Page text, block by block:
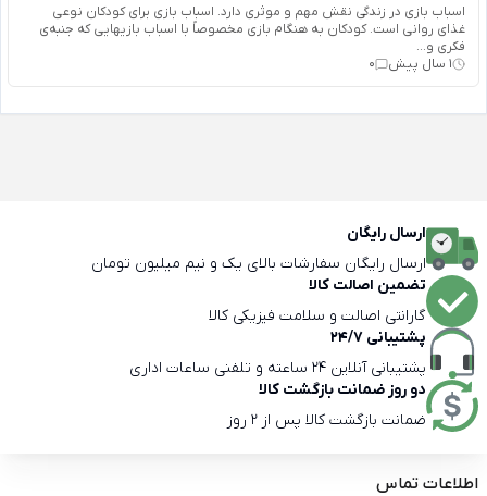
اسباب بازی در زندگی نقش مهم و موثری دارد. اسباب بازی برای كودكان نوعی
غذای روانی است. كودكان به هنگام بازی مخصوصاً با اسباب بازيهايی كه جنبه‌ی
فكری و...
1 سال پیش
0
ارسال رایگان
ارسال رایگان سفارشات بالای یک و نیم میلیون تومان
تضمین اصالت کالا
گارانتی اصالت و سلامت فیزیکی کالا
پشتیبانی 24/7
پشتیبانی آنلاین 24 ساعته و تلفنی ساعات اداری
دو روز ضمانت بازگشت کالا
ضمانت بازگشت کالا پس از 2 روز
اطلاعات تماس